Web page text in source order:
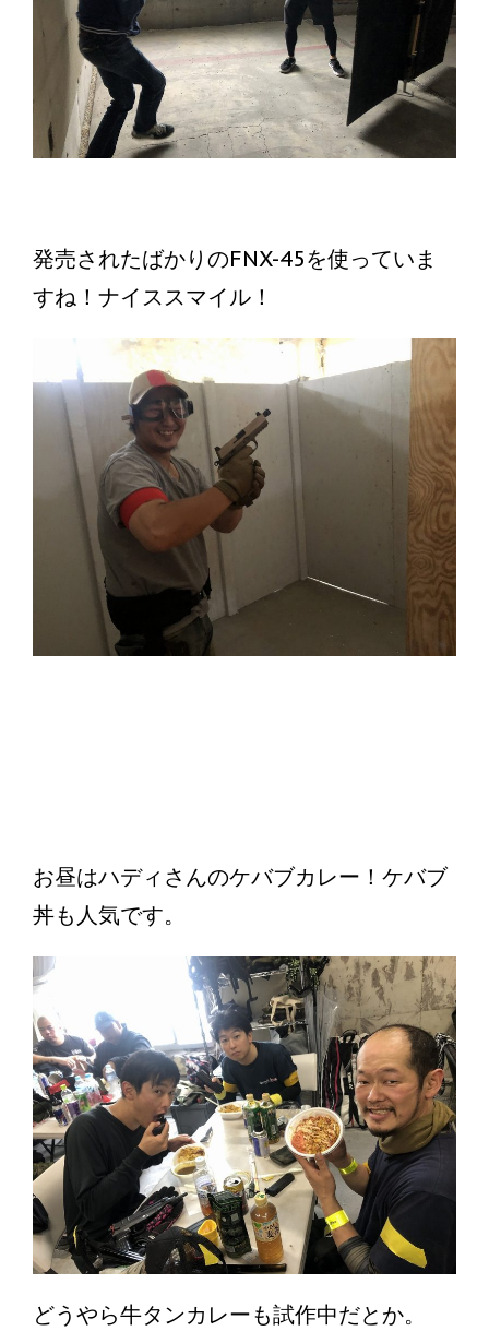
発売されたばかりのFNX-45を使っていま
すね！ナイススマイル！
お昼はハディさんのケバブカレー！ケバブ
丼も人気です。
どうやら牛タンカレーも試作中だとか。